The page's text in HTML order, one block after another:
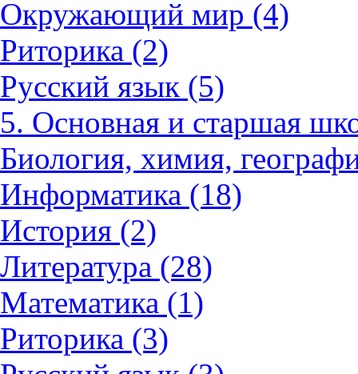
Окружающий мир (4)
Риторика (2)
Русский язык (5)
5. Основная и старшая
Биология, химия,
Информатика (18)
История (2)
Литература (28)
Математика (1)
Риторика (3)